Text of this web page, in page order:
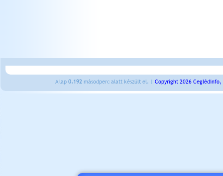
A lap 0.192 másodperc alatt készült el. | Copyright 2026